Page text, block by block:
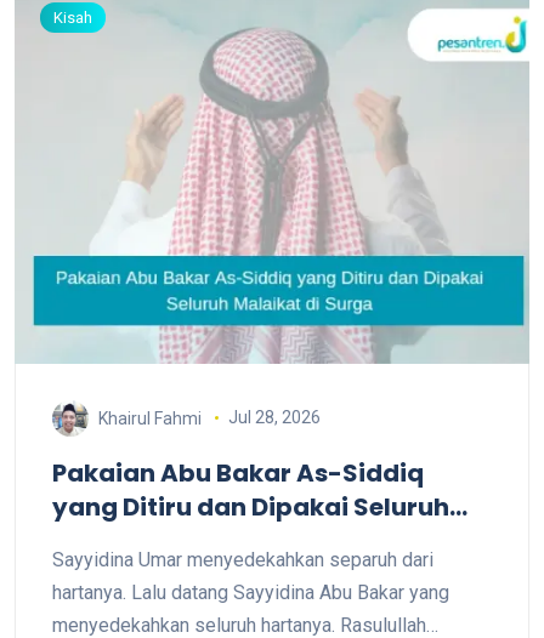
Kisah
Khairul Fahmi Jul 28, 2026
Pakaian Abu Bakar As-Siddiq
yang Ditiru dan Dipakai Seluruh
Sayyidina Umar menyedekahkan separuh dari
hartanya. Lalu datang Sayyidina Abu Bakar yang
menyedekahkan seluruh hartanya. Rasulullah